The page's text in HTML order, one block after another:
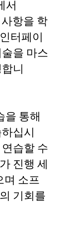
서
사항을 학
터페이
을 마스
니
을 통해
십시
습할 수
진행 세
며 소프
기회를